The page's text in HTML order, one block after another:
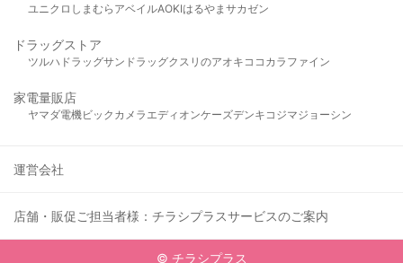
ユニクロ しまむら アベイルAOKIはるやま サカゼン
ドラッグストア
ツルハドラッグサンドラッグクスリのアオキ ココカラファイン
家電量販店
ヤマダ電機ビックカメラ エディオンケーズデンキ コジマジョーシン
運営会社
店舗・販促ご担当者様：チラシプラスサービスのご案内
© チラシプラス